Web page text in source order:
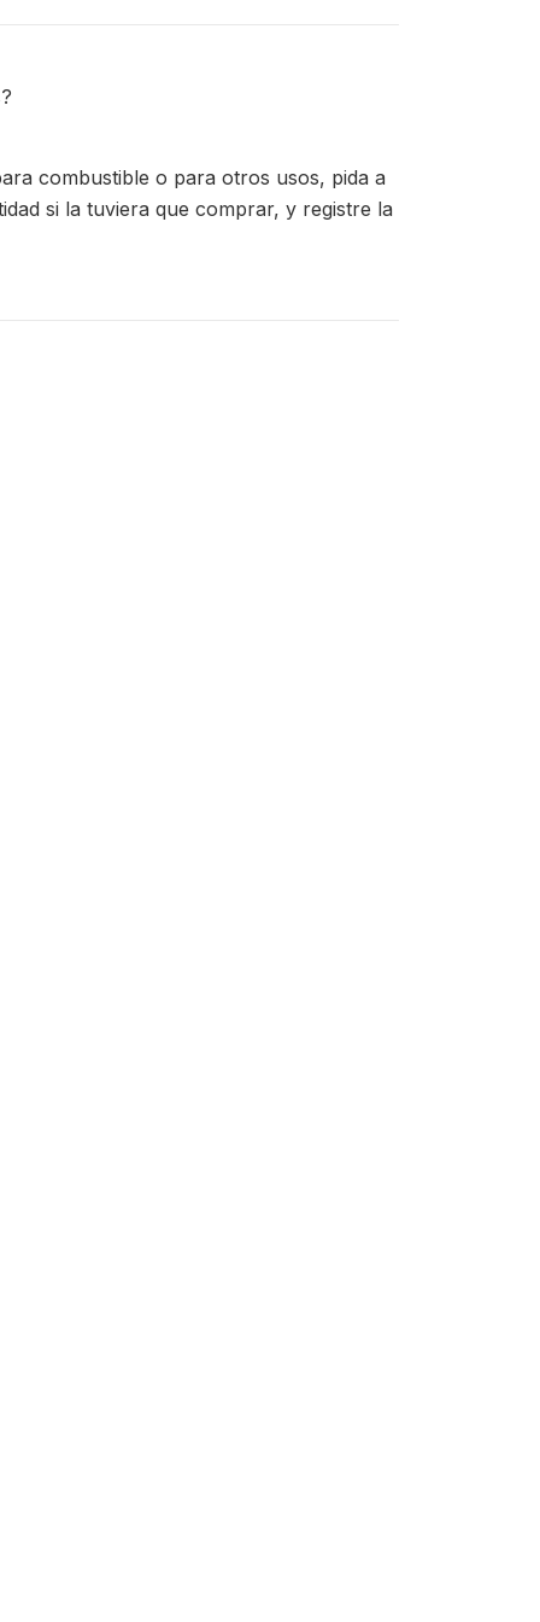
combustible o para otros usos, pida a
si la tuviera que comprar, y registre la